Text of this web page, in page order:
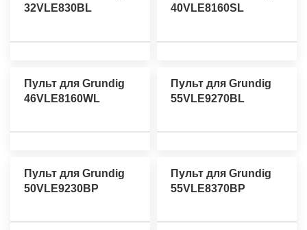
32VLE830BL
40VLE8160SL
Пульт для Grundig
46VLE8160WL
Пульт для Grundig
55VLE9270BL
Пульт для Grundig
50VLE9230BP
Пульт для Grundig
55VLE8370BP